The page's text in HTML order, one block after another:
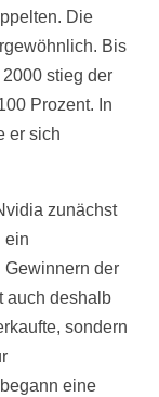
Die
Bis
stieg der
Prozent. In
er sich
zunächst
ein
Gewinnern der
auch deshalb
sondern
eine